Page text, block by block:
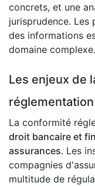
concrets, et une
jurisprudence. Les
des informations
domaine complexe.
Les enjeux de
La conformité
droit bancaire et
assurances. Les
compagnies
multitude de